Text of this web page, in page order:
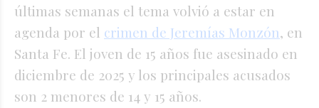
últimas semanas el tema volvió a estar en
agenda por el crimen de Jeremías Monzón, en
Santa Fe. El joven de 15 años fue asesinado en
diciembre de 2025 y los principales acusados
son 2 menores de 14 y 15 años.